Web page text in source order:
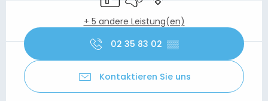
+ 5 andere Leistung(en)
02 35 83 02 ▒▒
Kontaktieren Sie uns